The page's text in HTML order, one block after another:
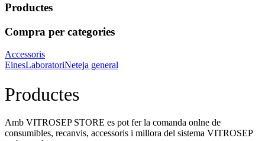
Productes
Compra per categories
Accessoris
EinesLaboratoriNeteja general
Productes
Amb VITROSEP STORE es pot fer la comanda onlne de
consumibles, recanvis, accessoris i millora del sistema VITROSEP